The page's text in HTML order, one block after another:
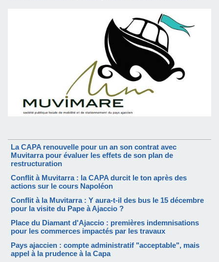
La CAPA renouvelle pour un an son contrat avec
Muvitarra pour évaluer les effets de son plan de
restructuration
Conflit à Muvitarra : la CAPA durcit le ton après des
actions sur le cours Napoléon
Conflit à la Muvitarra : Y aura-t-il des bus le 15 décembre
pour la visite du Pape à Ajaccio ?
Place du Diamant d'Ajaccio : premières indemnisations
pour les commerces impactés par les travaux
Pays ajaccien : compte administratif "acceptable", mais
appel à la prudence à la Capa